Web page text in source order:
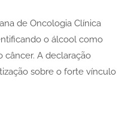
de Oncologia Clínica
o álcool como
câncer. A declaração
sobre o forte vínculo